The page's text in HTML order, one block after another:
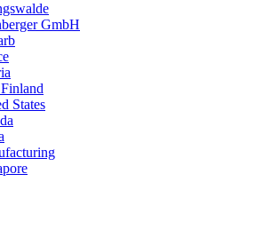
GmbH
States